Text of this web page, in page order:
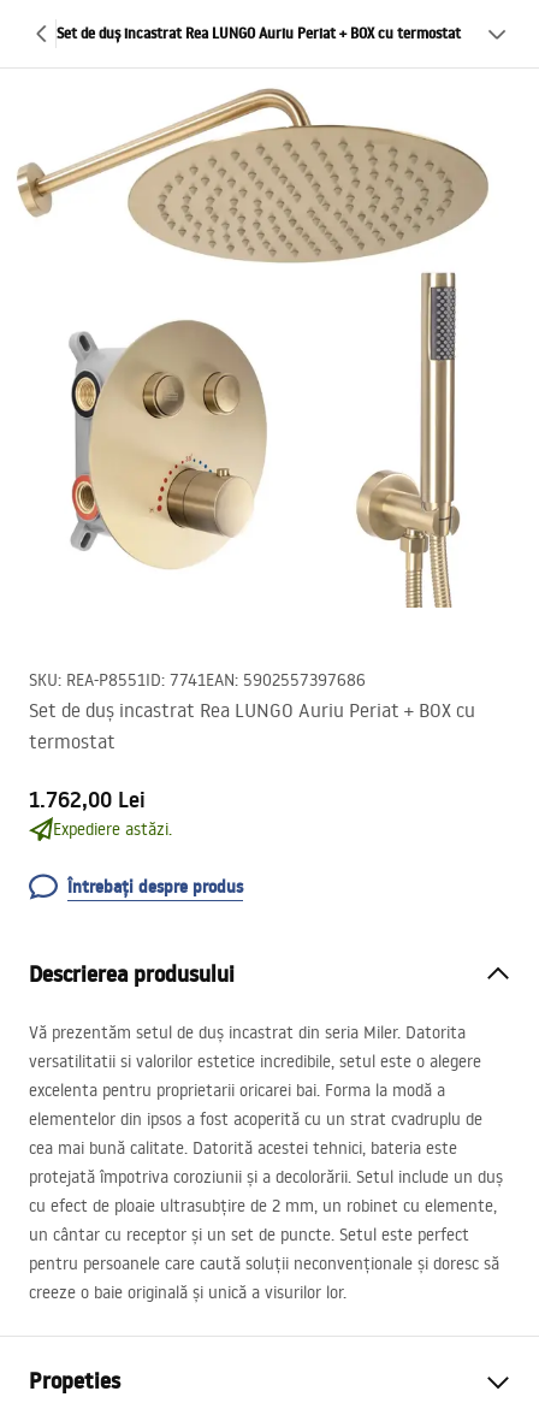
Set de duș incastrat Rea LUNGO Auriu Periat + BOX cu termostat
SKU: REA-P8551ID: 7741EAN: 5902557397686
Set de duș incastrat Rea LUNGO Auriu Periat + BOX cu
termostat
1.762,00 Lei
Expediere astăzi.
Întrebați despre produs
Descrierea produsului
Vă prezentăm setul de duș incastrat din seria Miler. Datorita
versatilitatii si valorilor estetice incredibile, setul este o alegere
excelenta pentru proprietarii oricarei bai. Forma la modă a
elementelor din ipsos a fost acoperită cu un strat cvadruplu de
cea mai bună calitate. Datorită acestei tehnici, bateria este
protejată împotriva coroziunii și a decolorării. Setul include un duș
cu efect de ploaie ultrasubțire de 2 mm, un robinet cu elemente,
un cântar cu receptor și un set de puncte. Setul este perfect
pentru persoanele care caută soluții neconvenționale și doresc să
creeze o baie originală și unică a visurilor lor.
Propeties